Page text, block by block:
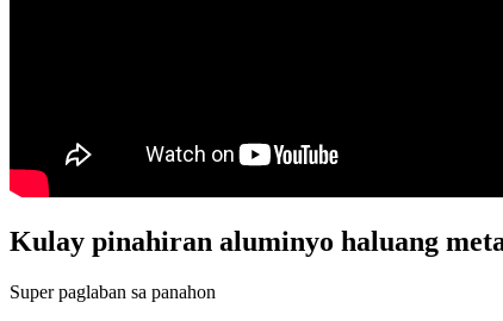
Kulay pinahiran aluminyo haluang
Super paglaban sa panahon